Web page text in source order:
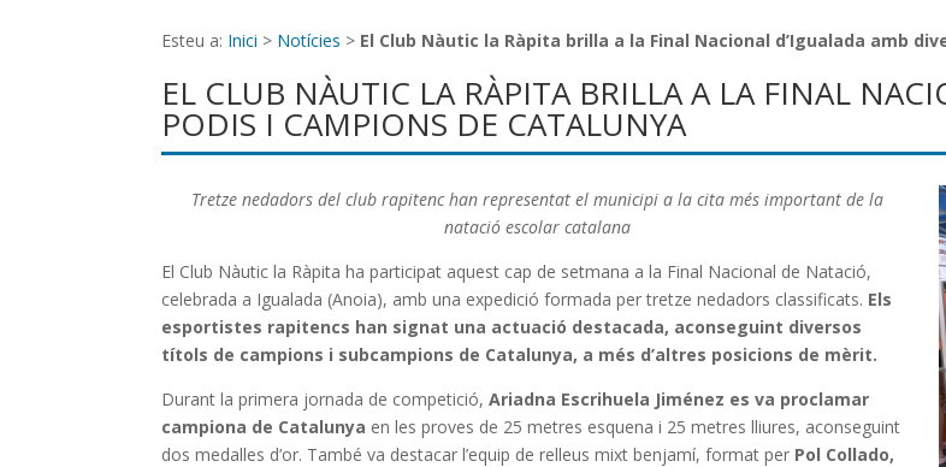
Esteu a: Inici > Notícies > El Club Nàutic la Ràpita brilla a la Final Nacional d’Igualada amb
EL CLUB NÀUTIC LA RÀPITA BRILLA A LA FINAL
PODIS I CAMPIONS DE CATALUNYA
Tretze nedadors del club rapitenc han representat el municipi a la cita més important de la
natació escolar catalana
El Club Nàutic la Ràpita ha participat aquest cap de setmana a la Final Nacional de Natació,
celebrada a Igualada (Anoia), amb una expedició formada per tretze nedadors classificats. Els
esportistes rapitencs han signat una actuació destacada, aconseguint diversos
títols de campions i subcampions de Catalunya, a més d’altres posicions de mèrit.
Durant la primera jornada de competició,Ariadna Escrihuela Jiménez es va proclamar
campiona de Catalunya en les proves de 25 metres esquena i 25 metres lliures, aconseguint
dos medalles d’or. També va destacar l’equip de relleus mixt benjamí, format per Pol Collado,